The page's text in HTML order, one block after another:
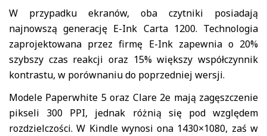
W przypadku ekranów, oba czytniki posiadają
najnowszą generację E-Ink Carta 1200. Technologia
zaprojektowana przez firmę E-Ink zapewnia o 20%
szybszy czas reakcji oraz 15% większy współczynnik
kontrastu, w porównaniu do poprzedniej wersji.
Modele Paperwhite 5 oraz Clare 2e mają zagęszczenie
pikseli 300 PPI, jednak różnią się pod względem
rozdzielczości. W Kindle wynosi ona 1430×1080, zaś w